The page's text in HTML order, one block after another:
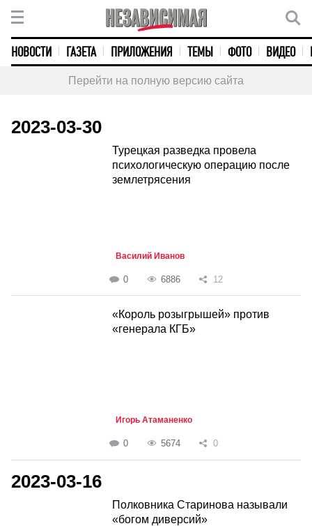
НОВОСТИ ГАЗЕТА ПРИЛОЖЕНИЯ ТЕМЫ ФОТО ВИДЕО
Перейти на полную версию сайта
2023-03-30
Турецкая разведка провела
психологическую операцию после
землетрясения
Василий Иванов
0 6886 12
«Король розыгрышей» против
«генерала КГБ»
Игорь Атаманенко
0 5674 0
2023-03-16
Полковника Старинова называли
«богом диверсий»